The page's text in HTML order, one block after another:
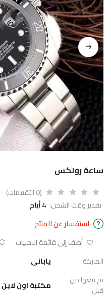
ساعة رولكس
(0 التقييمات)
تقدير وقت الشحن: 4 أيام
استفسار عن المنتج
أضف إلى قائمة الامنيات
الماركة
يابانى
تم بيعها من
قبل
مكتبة اون لاين